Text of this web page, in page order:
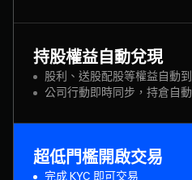
持股權益自動兌現
股利、送股配股等權益自動
公司行動即時同步，持倉自
超低門檻開啟交易
完成 KYC 即可交易